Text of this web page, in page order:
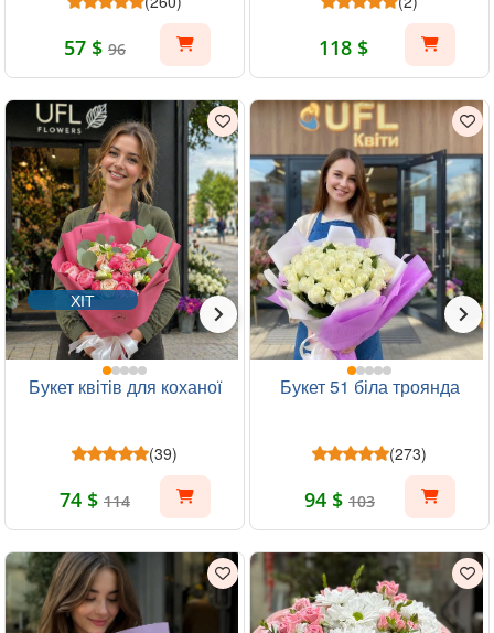
57 $ 96 118 $
ХІТ
Букет квітів для коханої
(39)
74 $ 114
Букет 51 біла троянда
(273)
94 $ 103